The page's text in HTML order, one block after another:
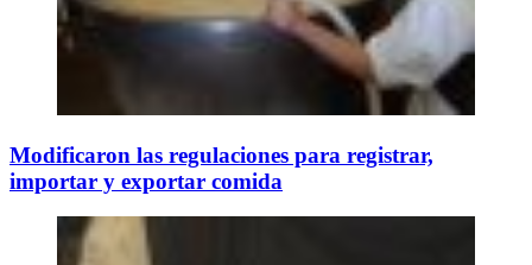
Modificaron las regulaciones para registrar,
importar y exportar comida